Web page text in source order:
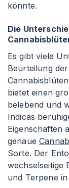
könnte.
Die
Es gibt viele
Beurteilung
bietet einen
belebend und
Indicas
Eigenschaften
genaue
Sorte. Der
wechselseitige
und Terpene